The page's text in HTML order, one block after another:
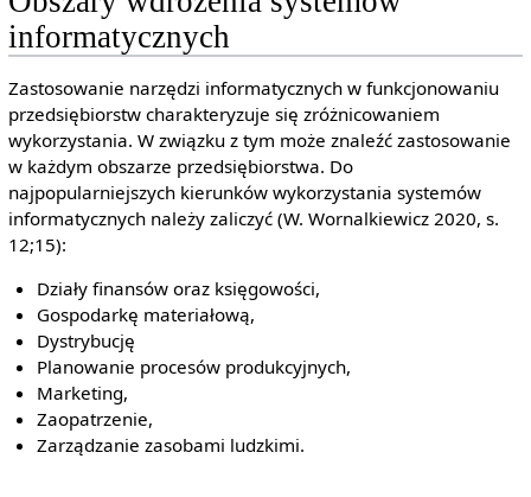
informatycznych
Zastosowanie narzędzi informatycznych w funkcjonowaniu
przedsiębiorstw charakteryzuje się zróżnicowaniem
wykorzystania. W związku z tym może znaleźć zastosowanie
w każdym obszarze przedsiębiorstwa. Do
najpopularniejszych kierunków wykorzystania systemów
informatycznych należy zaliczyć (W. Wornalkiewicz 2020, s.
12;15):
Działy finansów oraz księgowości,
Gospodarkę materiałową,
Dystrybucję
Planowanie procesów produkcyjnych,
Marketing,
Zaopatrzenie,
Zarządzanie zasobami ludzkimi.